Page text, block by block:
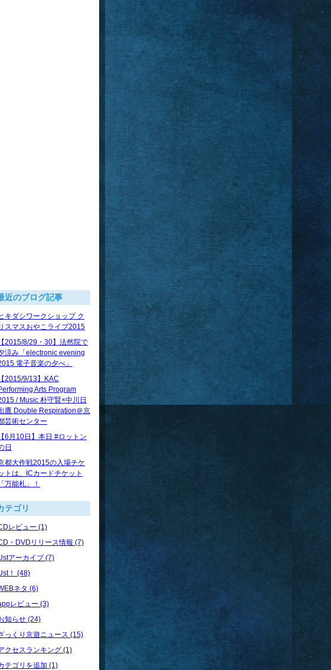
近のブログ記事
キダシワークショップ ク
スマスおやこライブ2015
【2015/8/29・30】法然院で
涼み「electronic evening
電子音楽の夕べ」
【2015/9/13】KAC
Arts Program
/ Music 朴守賢×中川日
鷹 Double Respiration＠京
芸術センター
【6月10日】本日 #ロットン
日
都大作戦2015の入場チケ
トは、ICカードチケット
「万能札」！
テゴリ
レビュー (1)
・DVDリリース情報 (7)
アーカイブ (7)
！ (48)
ネタ (6)
レビュー (3)
知らせ (24)
っくり京遊ニュース (15)
クセスランキング (1)
テゴリを追加 (1)